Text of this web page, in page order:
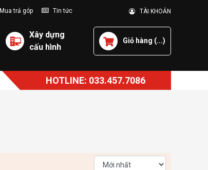
Mua trả góp Tin tức TÀI KHOẢN
Xây dựng
cấu hình
Giỏ hàng (...)
HOTLINE: 033.457.7086